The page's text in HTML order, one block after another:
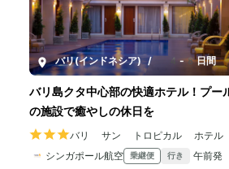
バリ(インドネシア) / 4-8日間
バリ島クタ中心部の快適ホテル！プー
の施設で癒やしの休日を
バリ サン トロピカル ホテ
シンガポール航空
乗継便 行き 午前発